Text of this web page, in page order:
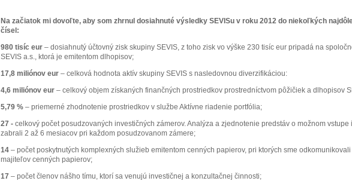
Na začiatok mi dovoľte, aby som zhrnul dosiahnuté výsledky SEVISu v roku 2012 do niekoľkých
čísel:
980 tisíc eur – dosiahnutý účtovný zisk skupiny SEVIS, z toho zisk vo výške 230 tisíc eur pripadá na
SEVIS a.s., ktorá je emitentom dlhopisov;
17,8 miliónov eur – celková hodnota aktív skupiny SEVIS s nasledovnou diverzifikáciou:
4,6 miliónov eur – celkový objem získaných finančných prostriedkov prostredníctvom pôžičiek a dlhopisov
5,79 % – priemerné zhodnotenie prostriedkov v službe Aktívne riadenie portfólia;
27 - celkový počet posudzovaných investičných zámerov. Analýza a zjednotenie predstáv o možnom vstupe
zabrali 2 až 6 mesiacov pri každom posudzovanom zámere;
14 – počet poskytnutých komplexných služieb emitentom cenných papierov, pri ktorých sme
majiteľov cenných papierov;
17 – počet členov nášho tímu, ktorí sa venujú investičnej a konzultačnej činnosti;